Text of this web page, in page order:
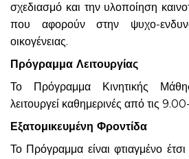
σχεδιασμό και την υλοποίηση
που αφορούν στην ψυχο-
οικογένειας.
Πρόγραμμα Λειτουργίας
Το Πρόγραμμα Κινητικής
λειτουργεί καθημερινές από τις
Εξατομικευμένη Φροντίδα
Το Πρόγραμμα είναι φτιαγμένο